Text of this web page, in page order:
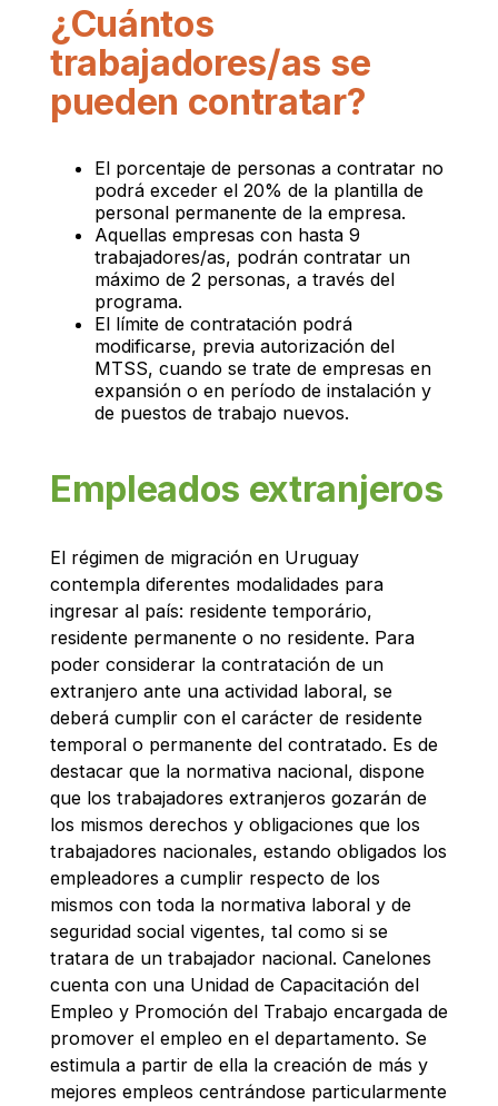
¿Cuántos
trabajadores/as se
pueden contratar?
El porcentaje de personas a contratar no
podrá exceder el 20% de la plantilla de
personal permanente de la empresa.
Aquellas empresas con hasta 9
trabajadores/as, podrán contratar un
máximo de 2 personas, a través del
programa.
El límite de contratación podrá
modificarse, previa autorización del
MTSS, cuando se trate de empresas en
expansión o en período de instalación y
de puestos de trabajo nuevos.
Empleados extranjeros
El régimen de migración en Uruguay
contempla diferentes modalidades para
ingresar al país: residente temporário,
residente permanente o no residente. Para
poder considerar la contratación de un
extranjero ante una actividad laboral, se
deberá cumplir con el carácter de residente
temporal o permanente del contratado. Es de
destacar que la normativa nacional, dispone
que los trabajadores extranjeros gozarán de
los mismos derechos y obligaciones que los
trabajadores nacionales, estando obligados los
empleadores a cumplir respecto de los
mismos con toda la normativa laboral y de
seguridad social vigentes, tal como si se
tratara de un trabajador nacional. Canelones
cuenta con una Unidad de Capacitación del
Empleo y Promoción del Trabajo encargada de
promover el empleo en el departamento. Se
estimula a partir de ella la creación de más y
mejores empleos centrándose particularmente